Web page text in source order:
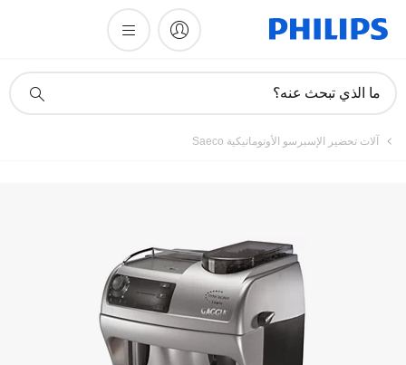
دعم
ما الذي تبحث عنه؟
آلات تحضير الإسبرسو الأوتوماتيكية Saeco